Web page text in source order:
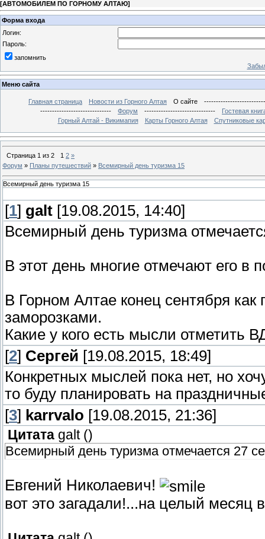
[АВТОМОБИЛЕМ ПО ГОРНОМУ АЛТАЮ]
Форма входа
Логин:
Пароль:
запомнить
Меню сайта
Главная страница Новости из Горного Алтая О сайте
------------------------------
Форум ------------------------------
Гостевая
Горный Алтай - Викимапия
Карты Горного Алтая Спутниковые
Страница 1 из 2 1 2 »
Форум » Планы путешествий » Всемирный день туризма 15
Всемирный день туризма 15
[1] galt [19.08.2015, 14:40]
Всемирный день туризма
В этот день многие отмечают его в
В Горном Алтае конец сентября
заморозками.
Какие у кого есть мысли отметить
[2] Сергей [19.08.2015, 18:49]
Конкретных мыслей пока нет, но
то буду планировать на
[3] karrvalo [19.08.2015, 21:36]
Цитата galt()
Всемирный день туризма отмечается 27
Евгений Николаевич!
вот это загадали!...на целый месяц